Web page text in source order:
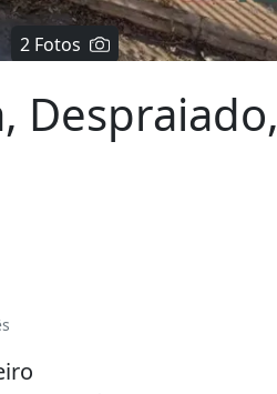
2 Fotos
Despraiado,